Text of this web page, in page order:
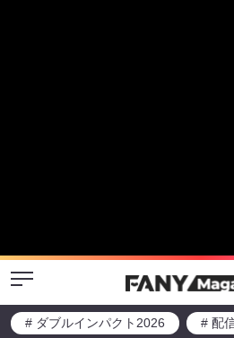
SNS総フォロワー数2,130万人越
るウエスPが、アーティストデビ